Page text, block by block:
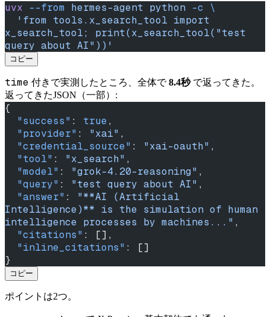
uvx --from hermes-agent python -c \
x_search_tool; print(x_search_tool("test
query about AI"))'
コピー
time 付きで実測したところ、全体で8.4秒で返ってきた。
返ってきたJSON（一部）:
{
  "success"
: true,
  "provider"
: "xai" ,
  "credential_source"
: "xai-oauth" ,
  "tool"
: "x_search" ,
  "model"
: "grok-4.20-reasoning" ,
  "query"
: "test query about AI" ,
  "answer"
: "**AI (Artificial
Intelligence)** is the simulation of human
intelligence processes by machines..." ,
  "citations"
: [],
  "inline_citations"
: []
}
コピー
ポイントは2つ。